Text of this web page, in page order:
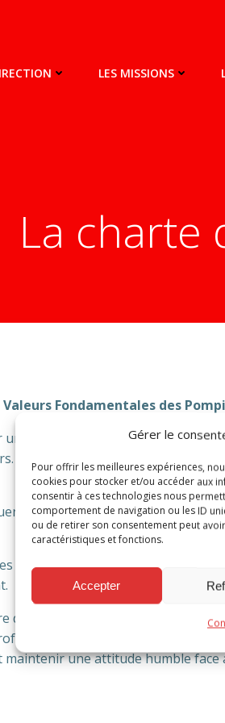
Gérer le
Pour offrir les meilleures expériences,
cookies pour stocker et/ou accéder aux
consentir à ces technologies nous
comportement de navigation ou les ID
ou de retirer son consentement peut
caractéristiques et fonctions.
Accepter
LES MISSIONS
La charte
Fondamentales des
profession d’urgence. C’est
Ces valeurs, portées au
particulièrement : l’altruisme,
principes, qui transcendent le
des autres au-dessus de ses
pour maximiser
maintenir une attitude humble